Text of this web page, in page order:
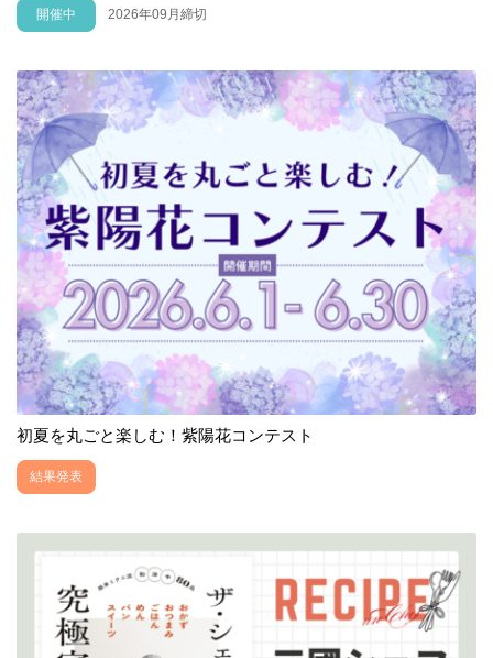
開催中 2026年09月締切
初夏を丸ごと楽しむ！紫陽花コンテスト
結果発表